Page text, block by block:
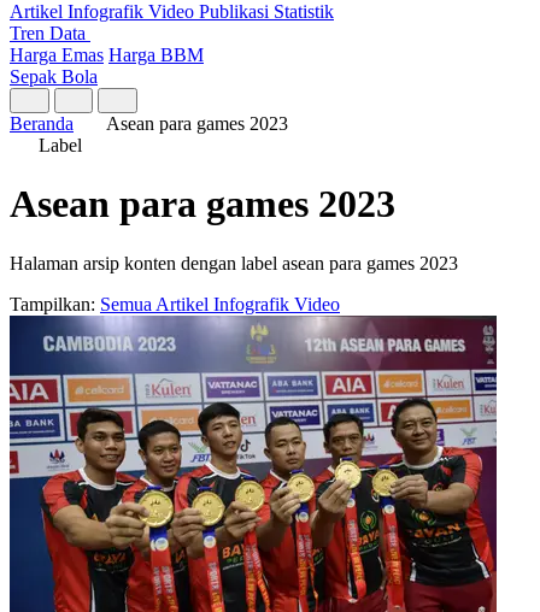
Artikel Infografik Video Publikasi Statistik
Tren Data
Harga Emas Harga BBM
Sepak Bola
Beranda
Asean para games 2023
Label
Asean para games 2023
Halaman arsip konten dengan label asean para games 2023
Tampilkan: Semua Artikel Infografik Video